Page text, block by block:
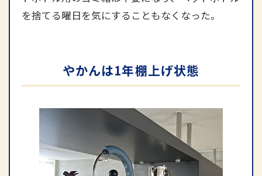
を捨てる曜日を気にすることもなくなった。
やかんは1年棚上げ状態